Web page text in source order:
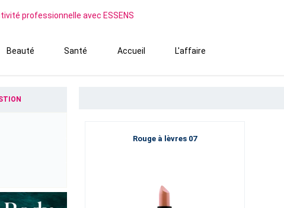
professionnelle avec ESSENS
Beauté Santé Accueil L'affaire
Rouge à lèvres 07